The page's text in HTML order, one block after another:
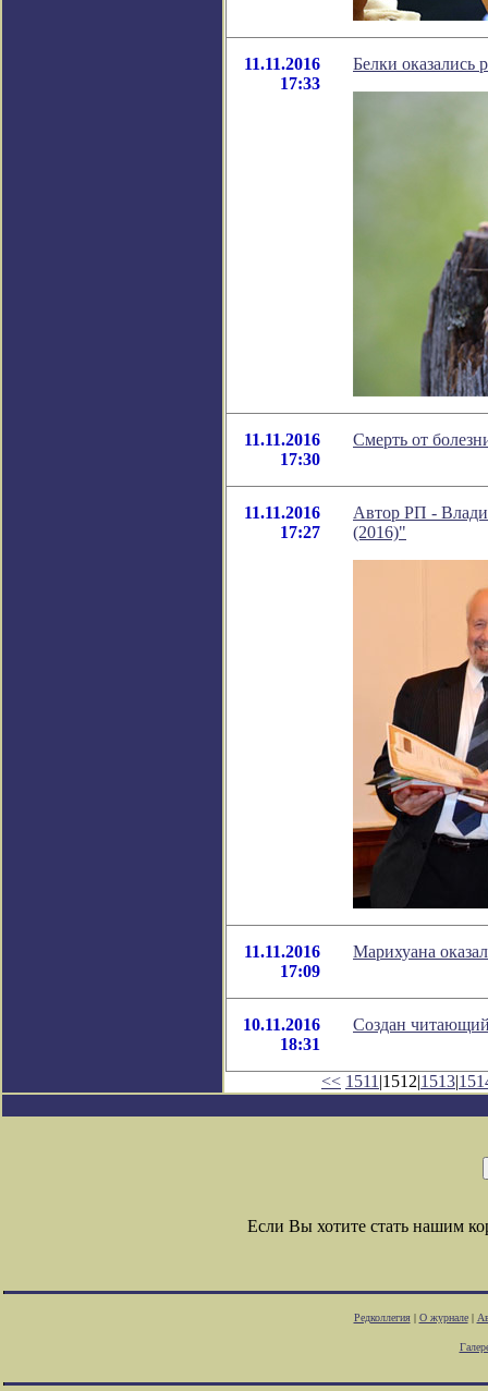
11.11.2016
17:33
Белки оказались
11.11.2016
17:30
Смерть от
11.11.2016
17:27
Автор РП -
(2016)"
11.11.2016
17:09
Марихуана
10.11.2016
18:31
Создан
<< 1511 |1512|1513|
Если Вы хотите стать нашим
Редколлегия| О журнале|